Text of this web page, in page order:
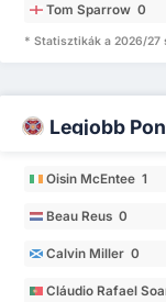
Tom Sparrow 0
* Statisztikák a 2026/27
Legjobb
Oisin McEntee 1
Beau Reus 0
Calvin Miller 0
Cláudio Rafael